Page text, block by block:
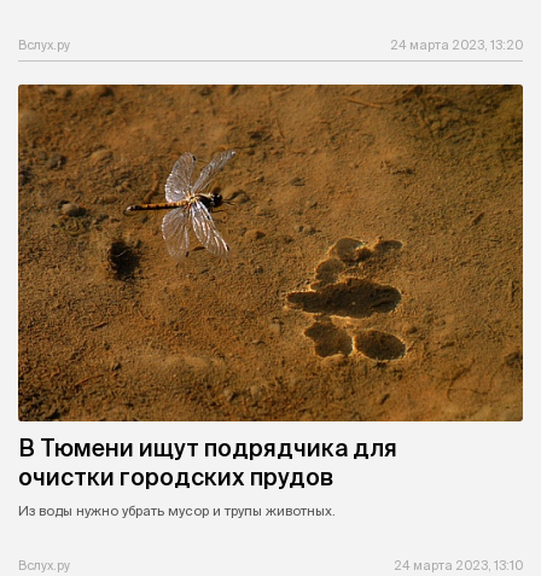
Вслух.ру 24 марта 2023, 13:20
В Тюмени ищут подрядчика для
очистки городских прудов
Из воды нужно убрать мусор и трупы животных.
Вслух.ру 24 марта 2023, 13:10